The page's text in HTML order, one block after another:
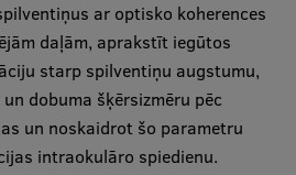
ar optisko koherences
daļām, aprakstīt iegūtos
starp spilventiņu augstumu,
dobuma šķērsizmēru pēc
un noskaidrot šo parametru
intraokulāro spiedienu.